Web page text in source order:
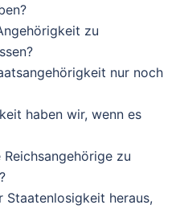
zu
nur noch
haben wir, wenn es
zu
Staatenlosigkeit heraus,